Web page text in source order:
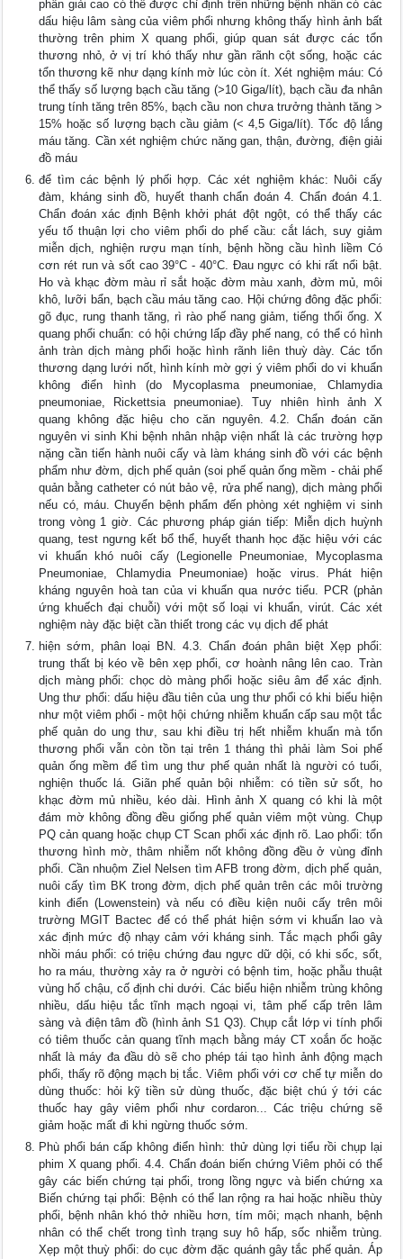
phân giải cao có thể được chỉ định trên những bệnh nhân có các
dấu hiệu lâm sàng của viêm phổi nhưng không thấy hình ảnh bất
thường trên phim X quang phổi, giúp quan sát được các tổn
thương nhỏ, ở vị trí khó thấy như gần rãnh cột sống, hoặc các
tổn thương kẽ như dạng kính mờ lúc còn ít. Xét nghiệm máu: Có
thể thấy số lượng bạch cầu tăng (>10 Giga/lít), bạch cầu đa nhân
trung tính tăng trên 85%, bạch cầu non chưa trưởng thành tăng >
15% hoặc số lượng bạch cầu giảm (< 4,5 Giga/lít). Tốc độ lắng
máu tăng. Cần xét nghiệm chức năng gan, thận, đường, điện giải
đồ máu
để tìm các bệnh lý phối hợp. Các xét nghiệm khác: Nuôi cấy
đàm, kháng sinh đồ, huyết thanh chẩn đoán 4. Chẩn đoán 4.1.
Chẩn đoán xác định Bệnh khởi phát đột ngột, có thể thấy các
yếu tố thuận lợi cho viêm phổi do phế cầu: cắt lách, suy giảm
miễn dịch, nghiện rượu mạn tính, bệnh hồng cầu hình liềm Có
cơn rét run và sốt cao 39°C - 40°C. Đau ngực có khi rất nổi bật.
Ho và khạc đờm màu rỉ sắt hoặc đờm màu xanh, đờm mủ, môi
khô, lưỡi bẩn, bạch cầu máu tăng cao. Hội chứng đông đặc phổi:
gõ đục, rung thanh tăng, rì rào phế nang giảm, tiếng thổi ống. X
quang phổi chuẩn: có hội chứng lấp đầy phế nang, có thể có hình
ảnh tràn dịch màng phổi hoặc hình rãnh liên thuỳ dày. Các tổn
thương dạng lưới nốt, hình kính mờ gợi ý viêm phổi do vi khuẩn
không điển hình (do Mycoplasma pneumoniae, Chlamydia
pneumoniae, Rickettsia pneumoniae). Tuy nhiên hình ảnh X
quang không đặc hiệu cho căn nguyên. 4.2. Chẩn đoán căn
nguyên vi sinh Khi bệnh nhân nhập viện nhất là các trường hợp
nặng cần tiến hành nuôi cấy và làm kháng sinh đồ với các bệnh
phẩm như đờm, dịch phế quản (soi phế quản ống mềm - chải phế
quản bằng catheter có nút bảo vệ, rửa phế nang), dịch màng phổi
nếu có, máu. Chuyển bệnh phẩm đến phòng xét nghiệm vi sinh
trong vòng 1 giờ. Các phương pháp gián tiếp: Miễn dịch huỳnh
quang, test ngưng kết bổ thể, huyết thanh học đặc hiệu với các
vi khuẩn khó nuôi cấy (Legionelle Pneumoniae, Mycoplasma
Pneumoniae, Chlamydia Pneumoniae) hoặc virus. Phát hiện
kháng nguyên hoà tan của vi khuẩn qua nước tiểu. PCR (phản
ứng khuếch đại chuỗi) với một số loại vi khuẩn, virút. Các xét
nghiệm này đặc biệt cần thiết trong các vụ dịch để phát
hiện sớm, phân loại BN. 4.3. Chẩn đoán phân biệt Xẹp phổi:
trung thất bị kéo về bên xẹp phổi, cơ hoành nâng lên cao. Tràn
dịch màng phổi: chọc dò màng phổi hoặc siêu âm để xác định.
Ung thư phổi: dấu hiệu đầu tiên của ung thư phổi có khi biểu hiện
như một viêm phổi - một hội chứng nhiễm khuẩn cấp sau một tắc
phế quản do ung thư, sau khi điều trị hết nhiễm khuẩn mà tổn
thương phổi vẫn còn tồn tại trên 1 tháng thì phải làm Soi phế
quản ống mềm để tìm ung thư phế quản nhất là người có tuổi,
nghiện thuốc lá. Giãn phế quản bội nhiễm: có tiền sử sốt, ho
khạc đờm mủ nhiều, kéo dài. Hình ảnh X quang có khi là một
đám mờ không đồng đều giống phế quản viêm một vùng. Chụp
PQ cản quang hoặc chụp CT Scan phổi xác định rõ. Lao phổi: tổn
thương hình mờ, thâm nhiễm nốt không đồng đều ở vùng đỉnh
phổi. Cần nhuộm Ziel Nelsen tìm AFB trong đờm, dịch phế quản,
nuôi cấy tìm BK trong đờm, dịch phế quản trên các môi trường
kinh điển (Lowenstein) và nếu có điều kiện nuôi cấy trên môi
trường MGIT Bactec để có thể phát hiện sớm vi khuẩn lao và
xác định mức độ nhạy cảm với kháng sinh. Tắc mạch phổi gây
nhồi máu phổi: có triệu chứng đau ngực dữ dội, có khi sốc, sốt,
ho ra máu, thường xảy ra ở người có bệnh tim, hoặc phẫu thuật
vùng hố chậu, cố định chi dưới. Các biểu hiện nhiễm trùng không
nhiều, dấu hiệu tắc tĩnh mạch ngoại vi, tâm phế cấp trên lâm
sàng và điện tâm đồ (hình ảnh S1 Q3). Chụp cắt lớp vi tính phổi
có tiêm thuốc cản quang tĩnh mạch bằng máy CT xoắn ốc hoặc
nhất là máy đa đầu dò sẽ cho phép tái tạo hình ảnh động mạch
phổi, thấy rõ động mạch bị tắc. Viêm phổi với cơ chế tự miễn do
dùng thuốc: hỏi kỹ tiền sử dùng thuốc, đặc biệt chú ý tới các
thuốc hay gây viêm phổi như cordaron... Các triệu chứng sẽ
giảm hoặc mất đi khi ngừng thuốc sớm.
Phù phổi bán cấp không điển hình: thử dùng lợi tiểu rồi chụp lại
phim X quang phổi. 4.4. Chẩn đoán biến chứng Viêm phỏi có thể
gây các biến chứng tại phổi, trong lồng ngực và biến chứng xa
Biến chứng tại phổi: Bệnh có thể lan rộng ra hai hoặc nhiều thùy
phổi, bệnh nhân khó thở nhiều hơn, tím môi; mạch nhanh, bệnh
nhân có thể chết trong tình trạng suy hô hấp, sốc nhiễm trùng.
Xẹp một thuỳ phổi: do cục đờm đặc quánh gây tắc phế quản. Áp